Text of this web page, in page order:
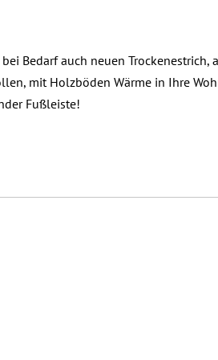
Bedarf auch neuen Trockenestrich,
mit Holzböden Wärme in Ihre
Fußleiste!